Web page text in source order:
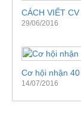
CÁCH VIẾT
29/06/2016
Cơ hội nhận
14/07/2016